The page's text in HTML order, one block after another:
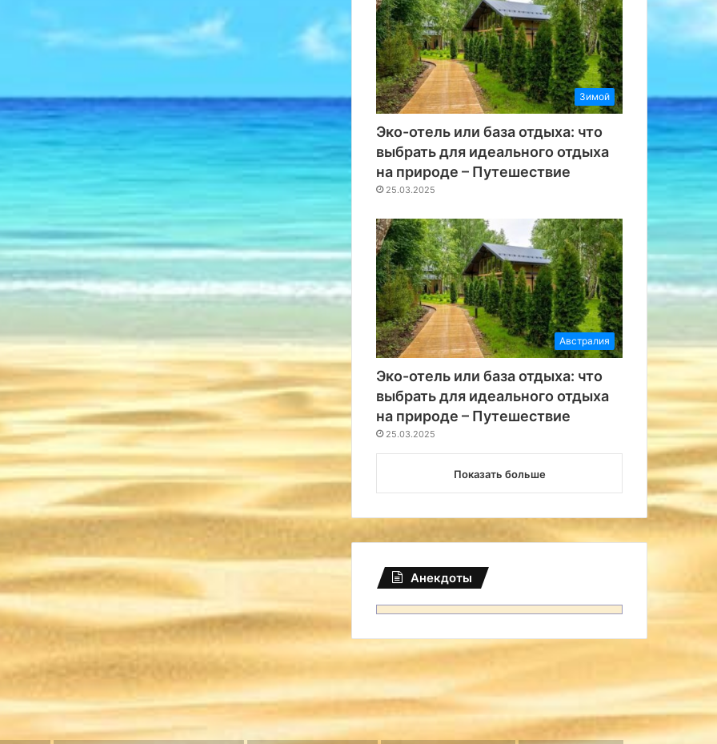
Зимой
Эко-отель или база отдыха: что
выбрать для идеального отдыха
на природе – Путешествие
25.03.2025
Австралия
Эко-отель или база отдыха: что
выбрать для идеального отдыха
на природе – Путешествие
25.03.2025
Показать больше
Анекдоты